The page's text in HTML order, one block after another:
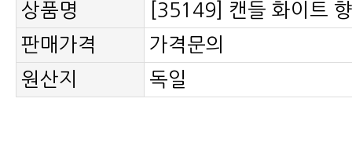
상품명
[35149] 캔들 화이트
판매가격
가격문의
원산지
독일